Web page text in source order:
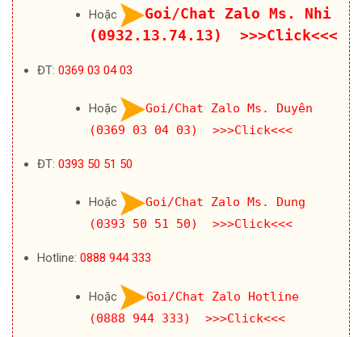
Hoặc
Goi/Chat Zalo Ms. Nhi
(0932.13.74.13) >>>Click<<<
ĐT: 0369 03 04 03
Hoặc
Goi/Chat Zalo Ms. Duyên
(0369 03 04 03) >>>Click<<<
ĐT: 0393 50 51 50
Hoặc
Goi/Chat Zalo Ms. Dung
(0393 50 51 50) >>>Click<<<
Hotline: 0888 944 333
Hoặc
Goi/Chat Zalo Hotline
(0888 944 333) >>>Click<<<